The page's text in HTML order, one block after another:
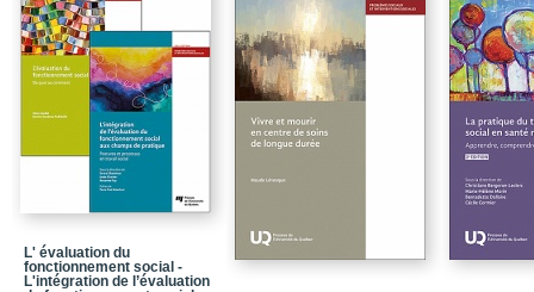
Chapitre 4 - Les
Conclusion : S’en
Conclusion générale
reconnaissance
Bibliographie
Collection Problèmes
L' évaluation du
fonctionnement social -
L'intégration de l’évaluation